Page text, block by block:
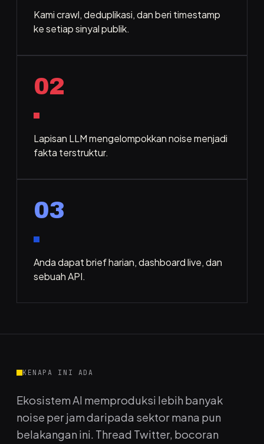
Kami crawl, deduplikasi, dan beri timestamp
ke setiap sinyal publik.
02
Lapisan LLM mengelompokkan noise menjadi
fakta terstruktur.
03
Anda dapat brief harian, dashboard live, dan
sebuah API.
KENAPA INI ADA
Ekosistem AI memproduksi lebih banyak
noise per jam daripada sektor mana pun
belakangan ini. Thread Twitter, bocoran